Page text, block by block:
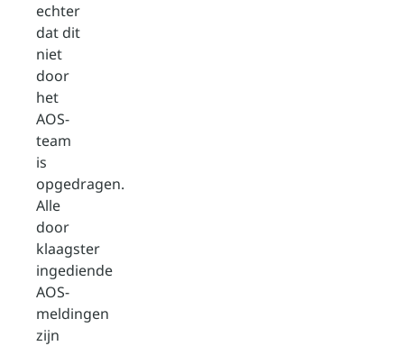
echter
dat dit
niet
door
het
AOS-
team
is
opgedragen.
Alle
door
klaagster
ingediende
AOS-
meldingen
zijn